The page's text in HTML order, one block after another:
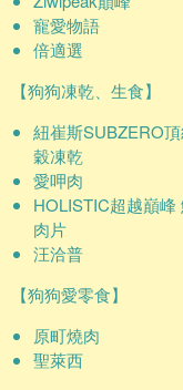
寵愛物語
倍適選
【狗狗凍乾、生食】
紐崔斯SUBZERO
穀凍乾
愛呷肉
HOLISTIC超越巔峰
肉片
汪洽普
【狗狗愛零食】
原町燒肉
聖萊西